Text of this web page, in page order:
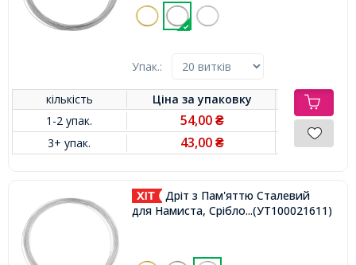
Упак.:
кількість Ціна заупаковку
1-2 упак.
54,00₴
3+ упак. 43,00₴
Дріт з Пам'яттю Сталевий
для Намиста, Срібло, 0.6х115мм,
...(УТ100021611)